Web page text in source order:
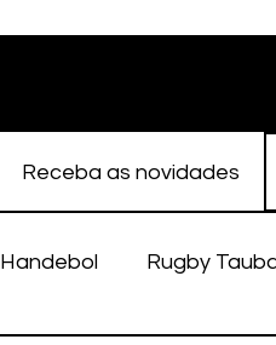
Receba as novidades
Handebol Rugby